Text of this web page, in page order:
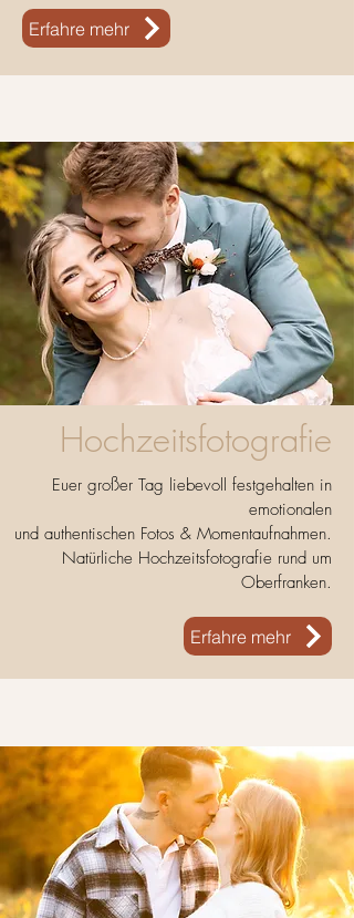
Erfahre mehr
Hochzeitsfotografie
Euer großer Tag liebevoll festgehalten in
emotionalen
und authentischen Fotos & Momentaufnahmen.
Natürliche Hochzeitsfotografie rund um
Oberfranken.
Erfahre mehr